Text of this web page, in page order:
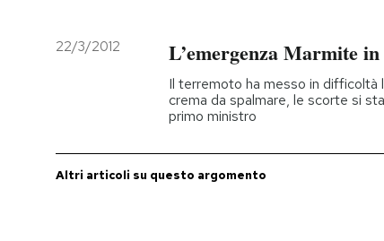
Politica
Economia
Storie/Idee
Ok Boomer!
Media
Altrecose
22/3/2012 L’emergenza Marmite
Il terremoto ha messo in difficoltà
crema da spalmare, le scorte si
primo ministro
Altri articoli su questo argomento